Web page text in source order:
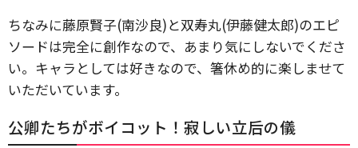
ちなみに藤原賢子(南沙良)と双寿丸(伊藤健太郎)のエピ
ソードは完全に創作なので、あまり気にしないでくださ
い。キャラとしては好きなので、箸休め的に楽しませて
いただいています。
公卿たちがボイコット！寂しい立后の儀